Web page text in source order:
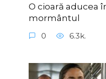
O cioară aducea
mormântul
0 6.3k.